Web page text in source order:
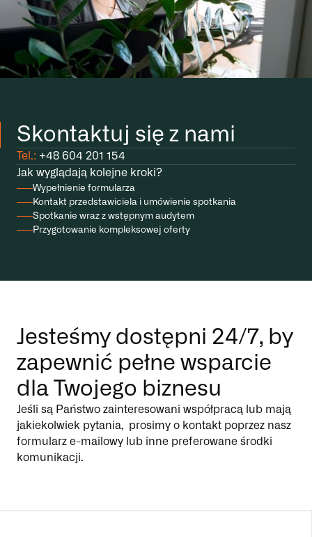
Skontaktuj się z nami
Tel.: +48 604 201 154
Jak wyglądają kolejne kroki?
Wypełnienie formularza
Kontakt przedstawiciela i umówienie spotkania
Spotkanie wraz z wstępnym audytem
Przygotowanie kompleksowej oferty
Jesteśmy dostępni 24/7, by
zapewnić pełne wsparcie
dla Twojego biznesu
Jeśli są Państwo zainteresowani współpracą lub mają
jakiekolwiek pytania, prosimy o kontakt poprzez nasz
formularz e-mailowy lub inne preferowane środki
komunikacji.